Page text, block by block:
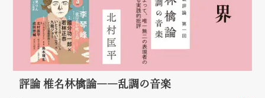
評論 椎名林檎論――乱調の音楽